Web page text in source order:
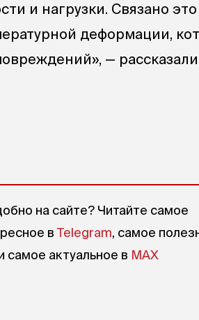
и нагрузки. Связано это
деформации,
— рассказали
на сайте? Читайте самое
в Telegram, самое
самое актуальное в MAX